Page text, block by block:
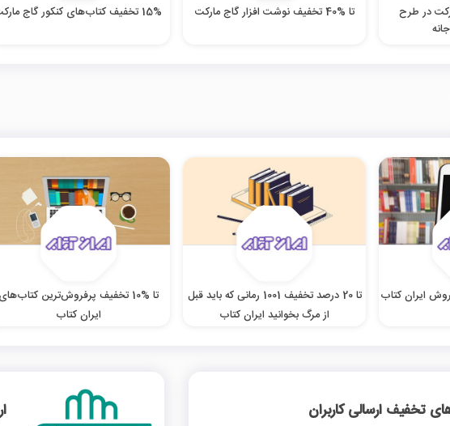
مارکت در طرح
تا %40 تخفیف نوشت افزار گاج مارکت 15% تخفیف کتاب‌های کنکور گاج مارکت
تا 20 درصد تخفیف 1001 رمانی که باید قبل
از مرگ بخوانید ایران کتاب
تا %10 تخفیف پرفروش‌ترین کتاب‌های
ایران کتاب
تخفیف ارسالی کاربران